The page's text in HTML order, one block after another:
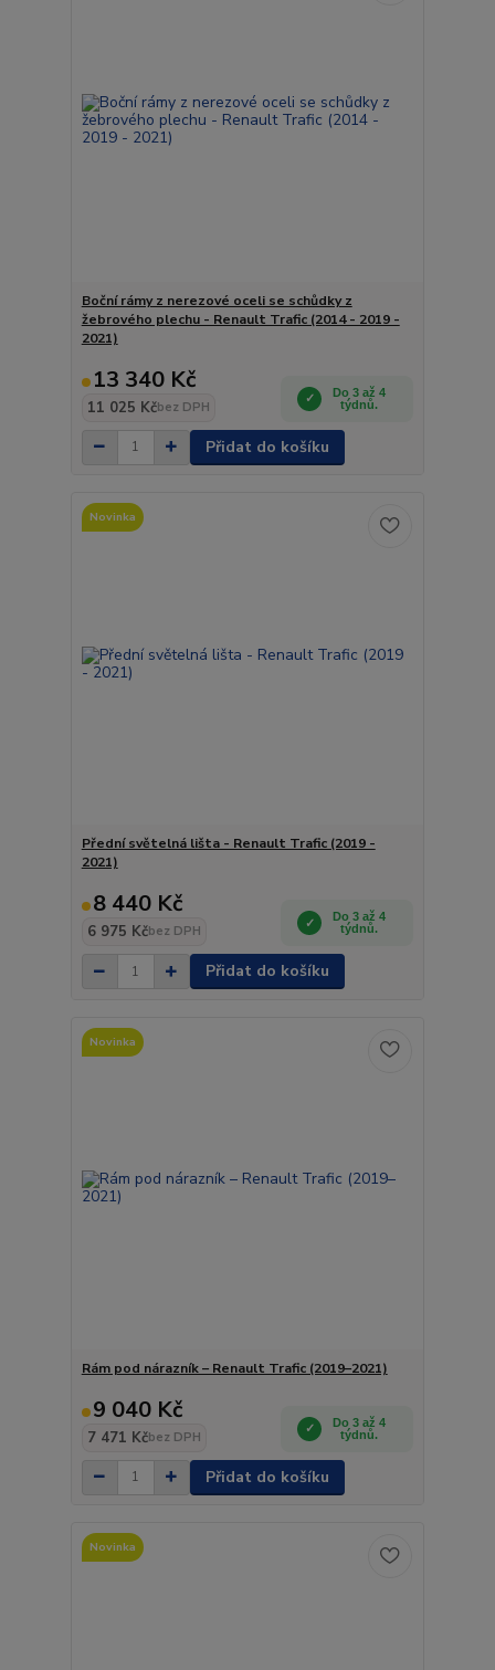
Boční rámy z nerezové oceli se schůdky z
žebrového plechu - Renault Trafic (2014 - 2019 -
2021)
13 340 Kč
11 025 Kčbez DPH
Do 3 až 4
týdnů.
Přidat do košíku
Novinka
Přední světelná lišta - Renault Trafic (2019 -
2021)
8 440 Kč
6 975 Kčbez DPH
Do 3 až 4
týdnů.
Přidat do košíku
Novinka
Rám pod nárazník – Renault Trafic (2019–2021)
9 040 Kč
7 471 Kčbez DPH
Do 3 až 4
týdnů.
Přidat do košíku
Novinka